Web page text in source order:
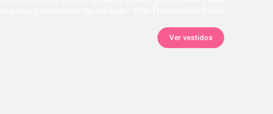
Ver vestidos